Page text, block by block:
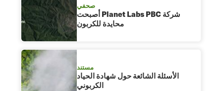
صحفي
أصبحت Planet Labs PBC شركة
محايدة للكربون
مستند
الأسئلة الشائعة حول شهادة الحياد
الكربوني